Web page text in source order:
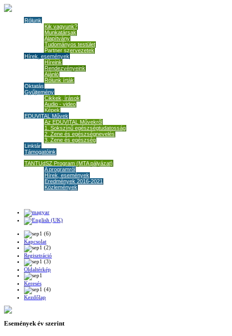
Rólunk
Kik vagyunk?
Munkatársak
Alapítvány
Tudományos testület
Partner szervezetek
Hírek, események
Híreink
Rendezvényeink
Ajánló
Rólunk írták
Oktatás
Gyűjtemény
Cikkek, írások
Audio - video
Képek
EDUVITAL Művek
Az EDUVITAL Művekről
1. Sokszínű egészségtudatosság
2. Zene és egészségnevelés
3. Zene és egészség
Linktár
Támogatóink
TANTUdSZ Program (MTA pályázat)
A programról
Hírek, események
Eredmények 2016-2021
Közlemények
Kapcsolat
Regisztráció
Oldaltérkép
Keresés
Kezdőlap
Események év szerint